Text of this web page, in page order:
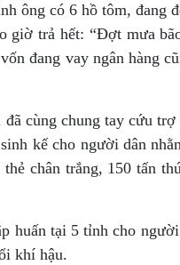
ông có 6 hồ tôm, đang
giờ trả hết: “Đợt mưa
đang vay ngân hàng
cùng chung tay cứu trợ
kế cho người dân
chân trắng, 150 tấn
huấn tại 5 tỉnh cho
khí hậu.